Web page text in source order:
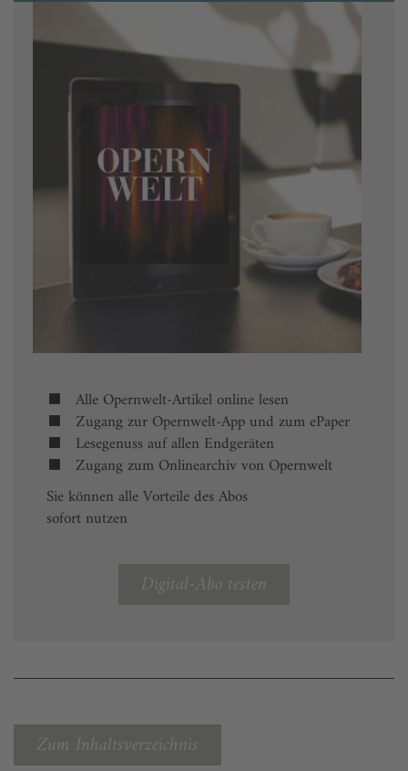
Alle Opernwelt-Artikel online lesen
Zugang zur Opernwelt-App und zum ePaper
Lesegenuss auf allen Endgeräten
Zugang zum Onlinearchiv von Opernwelt
Sie können alle Vorteile des Abos
sofort nutzen
Digital-Abo testen
Zum Inhaltsverzeichnis